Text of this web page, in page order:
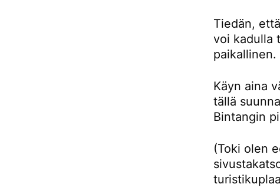
Tiedän,
voi kadulla
paikallinen.
Käyn aina
tällä
Bintangin
(Toki olen